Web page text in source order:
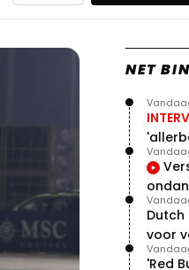
NET
voor
'Red